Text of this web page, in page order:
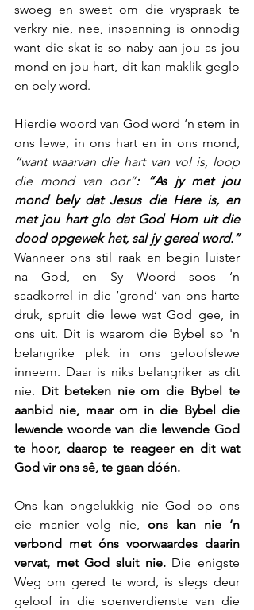
swoeg en sweet om die vryspraak te
verkry nie, nee, inspanning is onnodig
want die skat is so naby aan jou as jou
mond en jou hart, dit kan maklik geglo
en bely word.
Hierdie woord van God word ‘n stem in
“want waarvan die hart van vol is, loop
die mond van oor”: “As jy met jou
mond bely dat Jesus die Here is, en
met jou hart glo dat God Hom uit die
dood opgewek het, sal jy gered word.”
Wanneer ons stil raak en begin luister
na God, en Sy Woord soos ‘n
saadkorrel in die ‘grond’ van ons harte
druk, spruit die lewe wat God gee, in
ons uit. Dit is waarom die Bybel so 'n
belangrike plek in ons geloofslewe
inneem. Daar is niks belangriker as dit
nie. Dit beteken nie om die Bybel te
aanbid nie, maar om in die Bybel die
lewende woorde van die lewende God
te hoor, daarop te reageer en dit wat
God vir ons sê, te gaan dóén.
Ons kan ongelukkig nie God op ons
eie manier volg nie, ons kan nie ‘n
verbond met óns voorwaardes daarin
vervat, met God sluit nie. Die enigste
Weg om gered te word, is slegs deur
geloof in die soenverdienste van die